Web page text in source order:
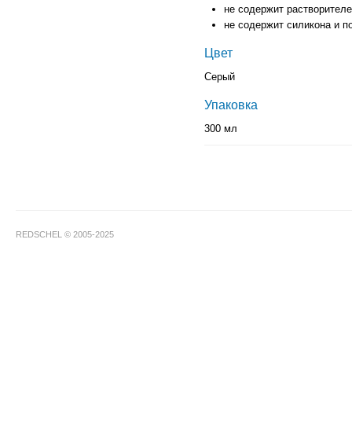
не содержит
не содержит силикона и
Цвет
Серый
Упаковка
300 мл
REDSCHEL © 2005-2025